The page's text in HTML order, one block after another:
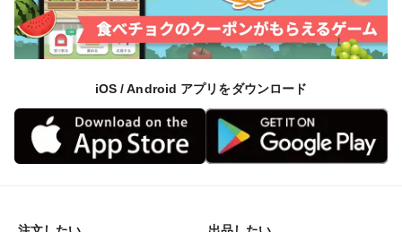
iOS / Android アプリをダウンロード